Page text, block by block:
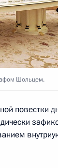
Шольцем.
повестки